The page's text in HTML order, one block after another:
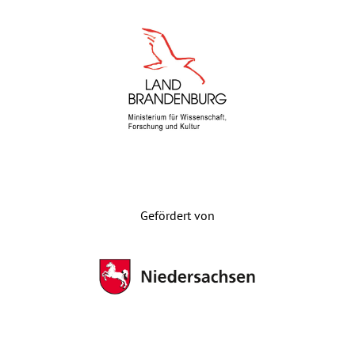
Gefördert von